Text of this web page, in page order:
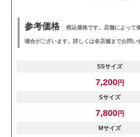
参考価格 税込価格です。店舗によって
場合がございます。詳しくは各店舗までお問い
SSサイズ
7,200円
Sサイズ
7,800円
Mサイズ